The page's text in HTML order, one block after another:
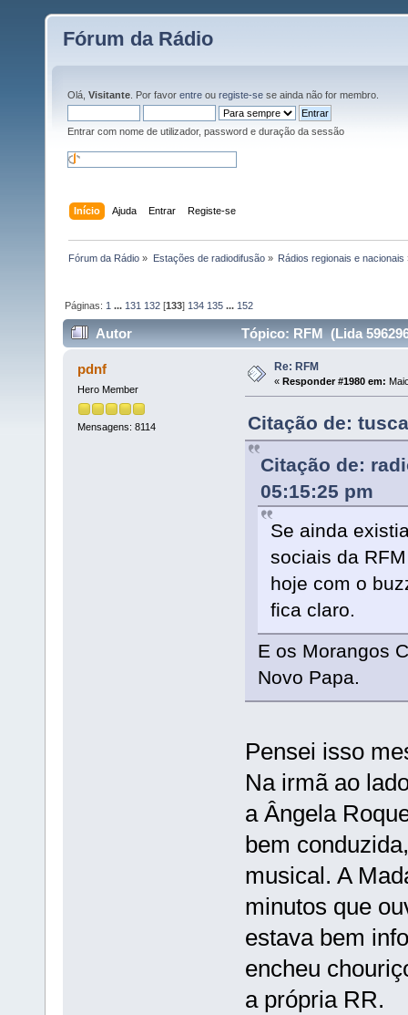
Fórum da Rádio
Olá, Visitante . Por favor entre ou registe-se se ainda não for membro.
Entrar com nome de utilizador, password e duração da sessão
Início Ajuda Entrar Registe-se
Fórum da Rádio » Estações de radiodifusão» Rádios regionais e nacionais
Páginas: 1 ... 131 132 [133] 134 135 ... 152
Autor Tópico: RFM (Lida
pdnf
Hero Member
Mensagens: 8114
Re: RFM
« Responder #1980 em:
Citação de:
Citação de:
05:15:25 pm
Se ainda
sociais da
hoje com o
fica claro.
E os Morangos
Novo Papa.
Pensei isso
Na irmã ao
a Ângela
bem
musical. A
minutos que
estava bem
encheu
a própria RR.